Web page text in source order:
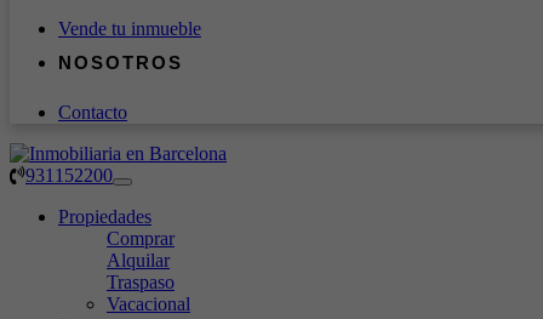
Vende tu inmueble
NOSOTROS
Contacto
931152200
Toggle
navigation
Propiedades
Comprar
Alquilar
Traspaso
Vacacional